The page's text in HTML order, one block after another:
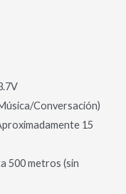
Conversación)
15
500 metros (sin